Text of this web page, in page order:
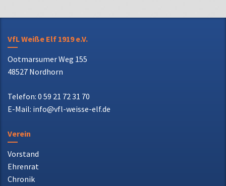
VfL Weiße Elf 1919 e.V.
Ootmarsumer Weg 155
48527 Nordhorn
Telefon: 0 59 21 72 31 70
E-Mail: info@vfl-weisse-elf.de
Verein
Vorstand
Ehrenrat
Chronik